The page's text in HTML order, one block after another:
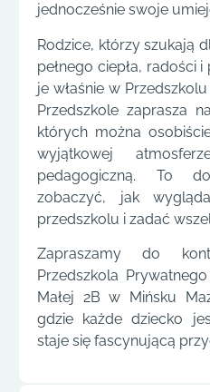
jednocześnie swoje
Rodzice, którzy szukają
pełnego ciepła, radości
je właśnie w
Przedszkole zaprasza
których można
wyjątkowej
pedagogiczną. To
zobaczyć, jak
przedszkolu i zadać
Zapraszamy do
Przedszkola
Małej 2B w Mińsku
gdzie każde dziecko
staje się fascynującą